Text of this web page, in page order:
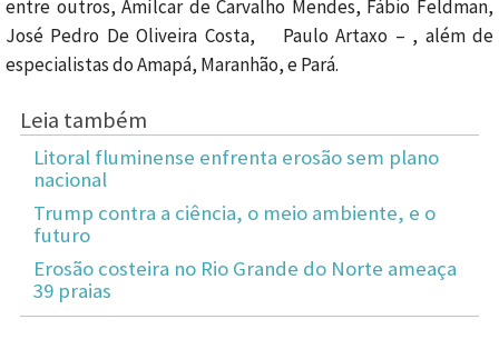
entre outros, Amílcar de Carvalho Mendes, Fábio Feldman,
José Pedro De Oliveira Costa, Paulo Artaxo – , além de
especialistas do Amapá, Maranhão, e Pará.
Leia também
Litoral fluminense enfrenta erosão sem plano
nacional
Trump contra a ciência, o meio ambiente, e o
futuro
Erosão costeira no Rio Grande do Norte ameaça
39 praias